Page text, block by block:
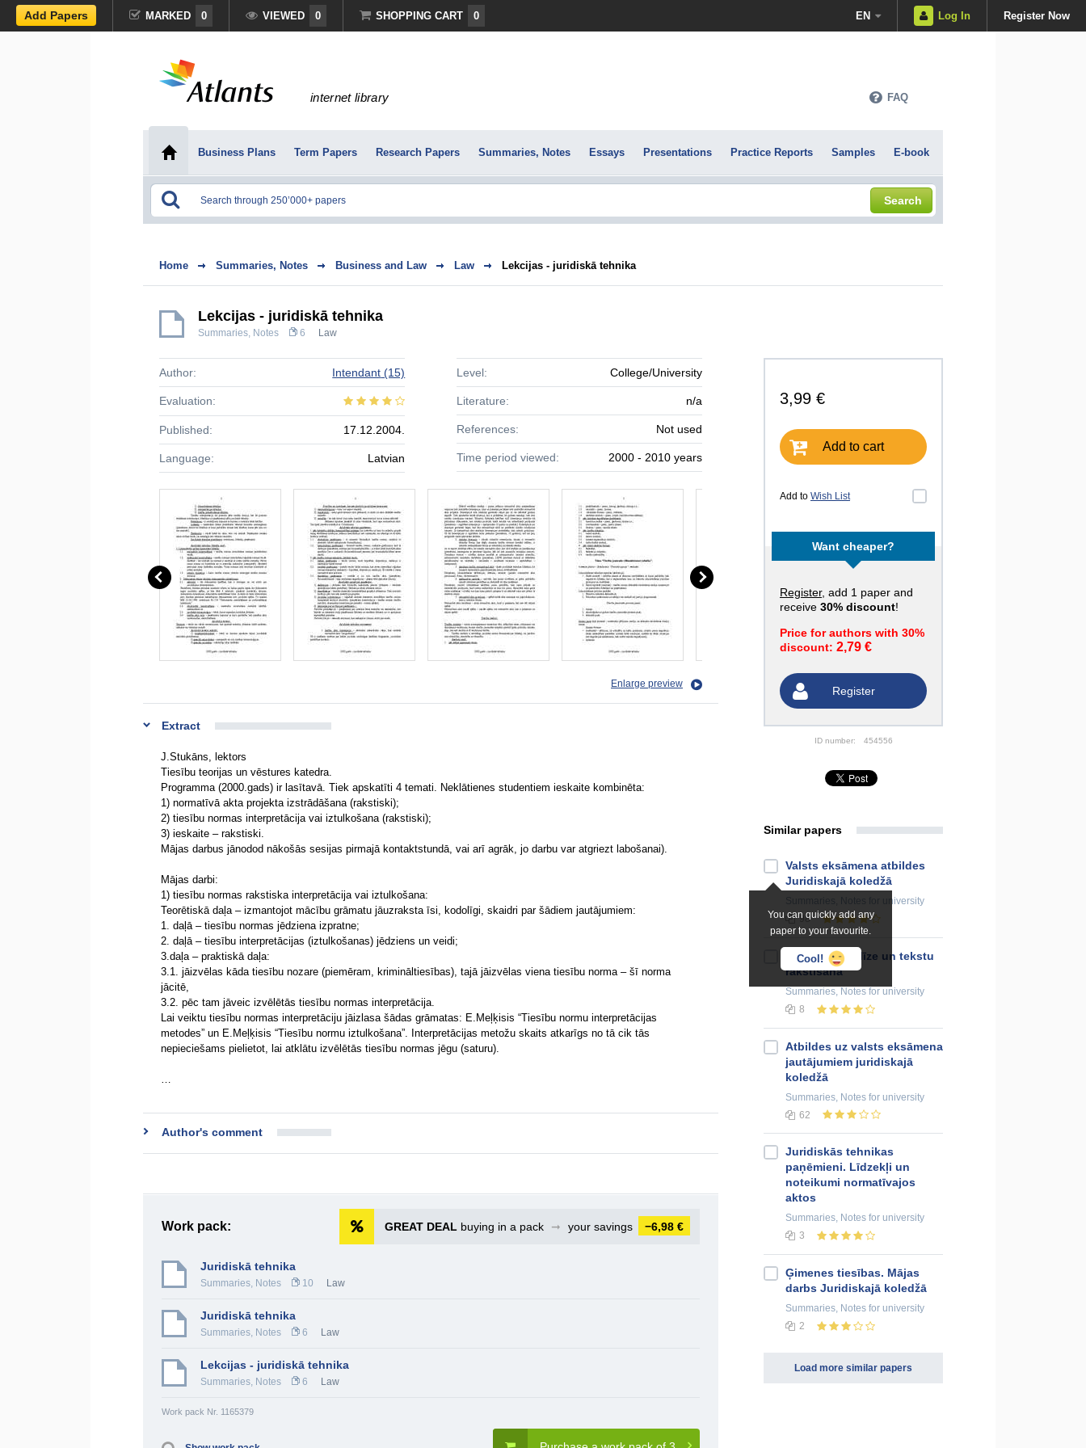
Add Papers MARKED 0 VIEWED 0 SHOPPING CART 0 EN Log In Register Now
internet library FAQ
Business Plans Term Papers Research Papers Summaries, Notes Essays Presentations Practice Reports Samples E-book
Search
Home Summaries, Notes Business and Law Law Lekcijas - juridiskā tehnika
Lekcijas - juridiskā tehnika
Summaries, Notes 6 Law
3,99 €
Add to cart
Add to Wish List
Want cheaper?
Register, add 1 paper and
receive 30% discount!
Price for authors with 30%
discount: 2,79 €
Register
ID number: 454556
Author: Intendant (15)
Evaluation:
Published: 17.12.2004.
Language: Latvian
Level: College/University
Literature: n/a
References: Not used
Time period viewed: 2000 - 2010 years
Enlarge preview
Extract
J.Stukāns, lektors
Tiesību teorijas un vēstures katedra.
Programma (2000.gads) ir lasītavā. Tiek apskatīti 4 temati. Neklātienes studentiem ieskaite kombinēta:
1) normatīvā akta projekta izstrādāšana (rakstiski);
2) tiesību normas interpretācija vai iztulkošana (rakstiski);
3) ieskaite – rakstiski.
Mājas darbus jānodod nākošās sesijas pirmajā kontaktstundā, vai arī agrāk, jo darbu var atgriezt labošanai).
Mājas darbi:
1) tiesību normas rakstiska interpretācija vai iztulkošana:
Teorētiskā daļa – izmantojot mācību grāmatu jāuzraksta īsi, kodolīgi, skaidri par šādiem jautājumiem:
1. daļā – tiesību normas jēdziena izpratne;
2. daļā – tiesību interpretācijas (iztulkošanas) jēdziens un veidi;
3.daļa – praktiskā daļa:
3.1. jāizvēlas kāda tiesību nozare (piemēram, krimināltiesības), tajā jāizvēlas viena tiesību norma – šī norma
jācitē,
3.2. pēc tam jāveic izvēlētās tiesību normas interpretācija.
Lai veiktu tiesību normas interpretāciju jāizlasa šādas grāmatas: E.Meļķisis “Tiesību normu interpretācijas
metodes” un E.Meļķisis “Tiesību normu iztulkošana”. Interpretācijas metožu skaits atkarīgs no tā cik tās
nepieciešams pielietot, lai atklātu izvēlētās tiesību normas jēgu (saturu).
…
Author's comment
Work pack: GREAT DEAL buying in a pack ➞ your savings −6,98 €
Juridiskā tehnika
Summaries, Notes 10 Law
Juridiskā tehnika
Summaries, Notes 6 Law
Lekcijas - juridiskā tehnika
Summaries, Notes 6 Law
Work pack Nr. 1165379
Similar papers
You can quickly add any
paper to your favourite.
Cool!
Valsts eksāmena atbildes
Juridiskajā koledžā
for university
98
Juridiskā analīze un tekstu
rakstīšana
Summaries, Notes for university
8
Atbildes uz valsts eksāmena
jautājumiem juridiskajā
koledžā
Summaries, Notes for university
62
Juridiskās tehnikas
paņēmieni. Līdzekļi un
noteikumi normatīvajos
aktos
Summaries, Notes for university
3
Ģimenes tiesības. Mājas
darbs Juridiskajā koledžā
Summaries, Notes for university
2
Load more similar papers